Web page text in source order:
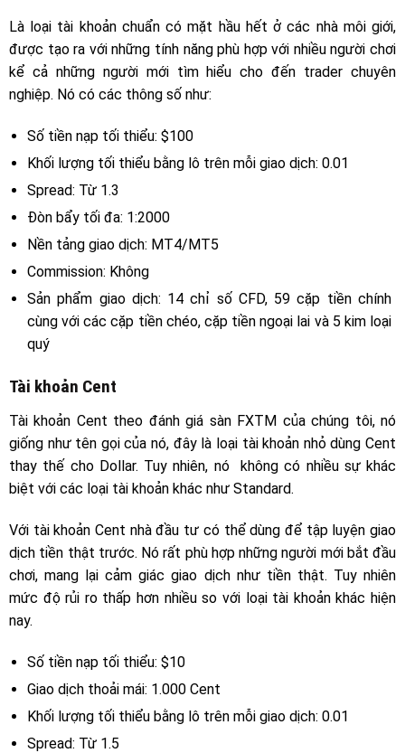
Là loại tài khoản chuẩn có mặt hầu hết ở các nhà môi giới,
được tạo ra với những tính năng phù hợp với nhiều người chơi
kể cả những người mới tìm hiểu cho đến trader chuyên
nghiệp. Nó có các thông số như:
Số tiền nạp tối thiểu: $100
Khối lượng tối thiểu bằng lô trên mỗi giao dịch: 0.01
Spread: Từ 1.3
Đòn bẩy tối đa: 1:2000
Nền tảng giao dịch: MT4/MT5
Commission: Không
Sản phẩm giao dịch: 14 chỉ số CFD, 59 cặp tiền chính
cùng với các cặp tiền chéo, cặp tiền ngoại lai và 5 kim loại
quý
Tài khoản Cent
Tài khoản Cent theo đánh giá sàn FXTM của chúng tôi, nó
giống như tên gọi của nó, đây là loại tài khoản nhỏ dùng Cent
thay thế cho Dollar. Tuy nhiên, nó không có nhiều sự khác
biệt với các loại tài khoản khác như Standard.
Với tài khoản Cent nhà đầu tư có thể dùng để tập luyện giao
dịch tiền thật trước. Nó rất phù hợp những người mới bắt đầu
chơi, mang lại cảm giác giao dịch như tiền thật. Tuy nhiên
mức độ rủi ro thấp hơn nhiều so với loại tài khoản khác hiện
nay.
Số tiền nạp tối thiểu: $10
Giao dịch thoải mái: 1.000 Cent
Khối lượng tối thiểu bằng lô trên mỗi giao dịch: 0.01
Spread: Từ 1.5